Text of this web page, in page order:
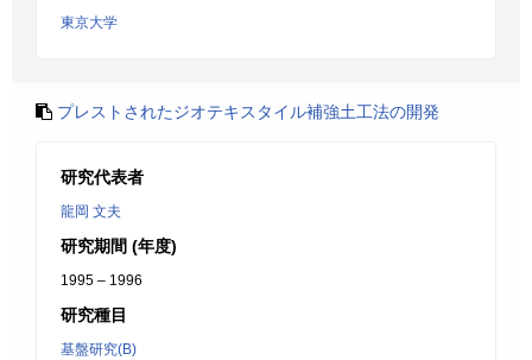
東京大学
プレストされたジオテキスタイル補強土工法の開発
研究代表者
龍岡 文夫
研究期間 (年度)
1995 – 1996
研究種目
基盤研究(B)